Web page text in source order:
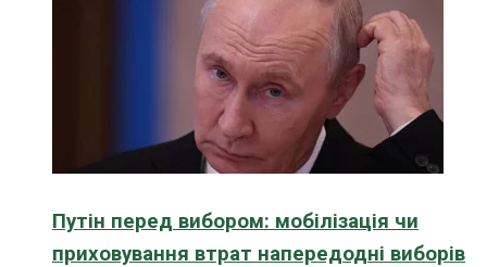
Путін перед вибором: мобілізація чи
приховування втрат напередодні виборів